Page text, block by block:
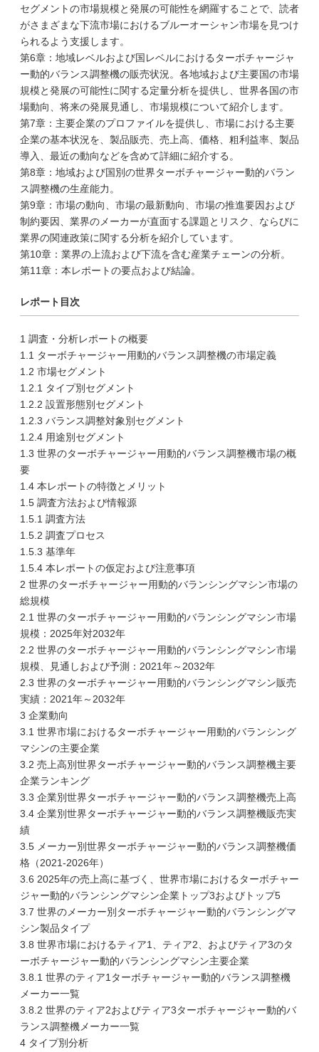
セグメントの市場規模と発展の可能性を網羅することで、読者
がさまざまな下流市場におけるブルーオーシャン市場を見つけ
られるよう支援します。
第6章：地域レベルおよび国レベルにおけるターボチャージャ
ー動的バランス調整機の販売状況。各地域および主要国の市場
規模と発展の可能性に関する定量分析を提供し、世界各国の市
場動向、将来の発展見通し、市場規模について紹介します。
第7章：主要企業のプロファイルを提供し、市場における主要
企業の基本状況を、製品販売、売上高、価格、粗利益率、製品
導入、最近の動向などを含めて詳細に紹介する。
第8章：地域および国別の世界ターボチャージャー動的バラン
ス調整機の生産能力。
第9章：市場の動向、市場の最新動向、市場の推進要因および
制約要因、業界のメーカーが直面する課題とリスク、ならびに
業界の関連政策に関する分析を紹介しています。
第10章：業界の上流および下流を含む産業チェーンの分析。
第11章：本レポートの要点および結論。
レポート目次
1 調査・分析レポートの概要
1.1 ターボチャージャー用動的バランス調整機の市場定義
1.2 市場セグメント
1.2.1 タイプ別セグメント
1.2.2 設置形態別セグメント
1.2.3 バランス調整対象別セグメント
1.2.4 用途別セグメント
1.3 世界のターボチャージャー用動的バランス調整機市場の概
要
1.4 本レポートの特徴とメリット
1.5 調査方法および情報源
1.5.1 調査方法
1.5.2 調査プロセス
1.5.3 基準年
1.5.4 本レポートの仮定および注意事項
2 世界のターボチャージャー用動的バランシングマシン市場の
総規模
2.1 世界のターボチャージャー用動的バランシングマシン市場
規模：2025年対2032年
2.2 世界のターボチャージャー用動的バランシングマシン市場
規模、見通しおよび予測：2021年～2032年
2.3 世界のターボチャージャー用動的バランシングマシン販売
実績：2021年～2032年
3 企業動向
3.1 世界市場におけるターボチャージャー用動的バランシング
マシンの主要企業
3.2 売上高別世界ターボチャージャー動的バランス調整機主要
企業ランキング
3.3 企業別世界ターボチャージャー動的バランス調整機売上高
3.4 企業別世界ターボチャージャー動的バランス調整機販売実
績
3.5 メーカー別世界ターボチャージャー動的バランス調整機価
格（2021-2026年）
3.6 2025年の売上高に基づく、世界市場におけるターボチャー
ジャー動的バランシングマシン企業トップ3およびトップ5
3.7 世界のメーカー別ターボチャージャー動的バランシングマ
シン製品タイプ
3.8 世界市場におけるティア1、ティア2、およびティア3のタ
ーボチャージャー動的バランシングマシン主要企業
3.8.1 世界のティア1ターボチャージャー動的バランス調整機
メーカー一覧
3.8.2 世界のティア2およびティア3ターボチャージャー動的バ
ランス調整機メーカー一覧
4 タイプ別分析